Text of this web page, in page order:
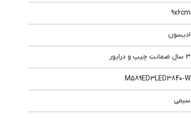
9x6cm
ادیسون
3 سال ضمانت چیپ و درایور
M589ED3LED3840-W
سیمی